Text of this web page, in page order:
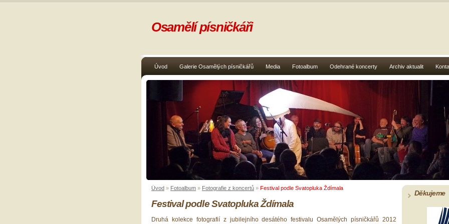
Úvod Galerie Osamělých písničkářů Media Fotoalbum Odehrané koncerty Archiv aktualit
Osamělí písničkáři
Úvod » Fotoalbum » Fotografie z koncertů » Festival podle Svatopluka Ždímala
Festival podle Svatopluka Ždímala
Druhá kolekce fotografií z jubilejního desátého festivalu Osamělých písničkářů 2012
Děkujeme